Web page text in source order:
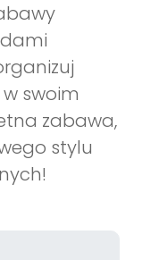
swoim
zabawa,
stylu